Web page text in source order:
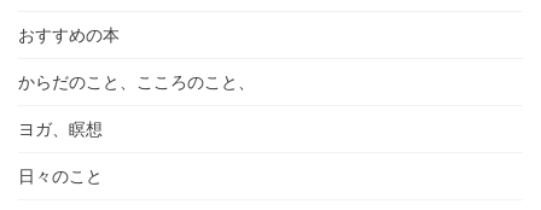
おすすめの本
からだのこと、こころのこと、
ヨガ、瞑想
日々のこと